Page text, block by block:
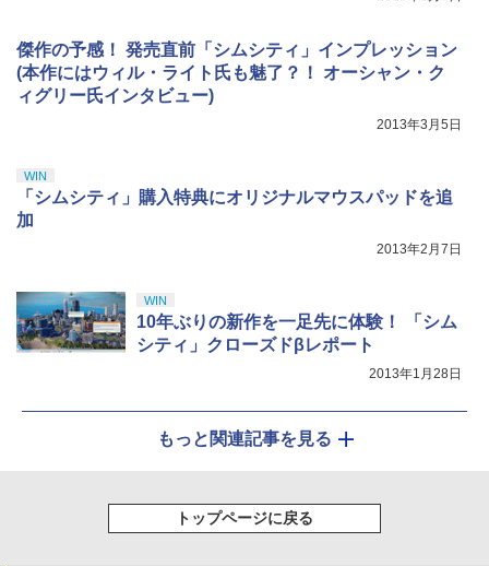
傑作の予感！ 発売直前「シムシティ」インプレッション
(本作にはウィル・ライト氏も魅了？！ オーシャン・ク
ィグリー氏インタビュー)
2013年3月5日
WIN
「シムシティ」購入特典にオリジナルマウスパッドを追
加
2013年2月7日
WIN
10年ぶりの新作を一足先に体験！ 「シム
シティ」クローズドβレポート
2013年1月28日
もっと関連記事を見る
トップページに戻る